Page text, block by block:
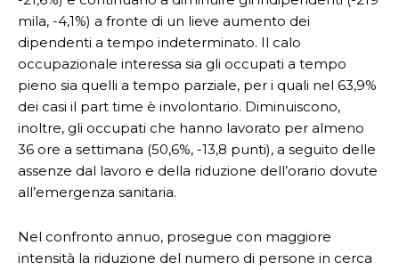
mila, -4,1%) a fronte di un lieve aumento dei
dipendenti a tempo indeterminato. Il calo
occupazionale interessa sia gli occupati a tempo
pieno sia quelli a tempo parziale, per i quali nel 63,9%
dei casi il part time è involontario. Diminuiscono,
inoltre, gli occupati che hanno lavorato per almeno
36 ore a settimana (50,6%, -13,8 punti), a seguito delle
assenze dal lavoro e della riduzione dell’orario dovute
all’emergenza sanitaria.
Nel confronto annuo, prosegue con maggiore
intensità la riduzione del numero di persone in cerca